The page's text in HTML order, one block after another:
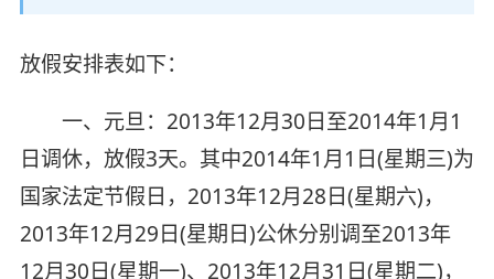
放假安排表如下：
一、元旦：2013年12月30日至2014年1月1
日调休，放假3天。其中2014年1月1日(星期三)为
国家法定节假日，2013年12月28日(星期六)，
2013年12月29日(星期日)公休分别调至2013年
12月30日(星期一)、2013年12月31日(星期二)，